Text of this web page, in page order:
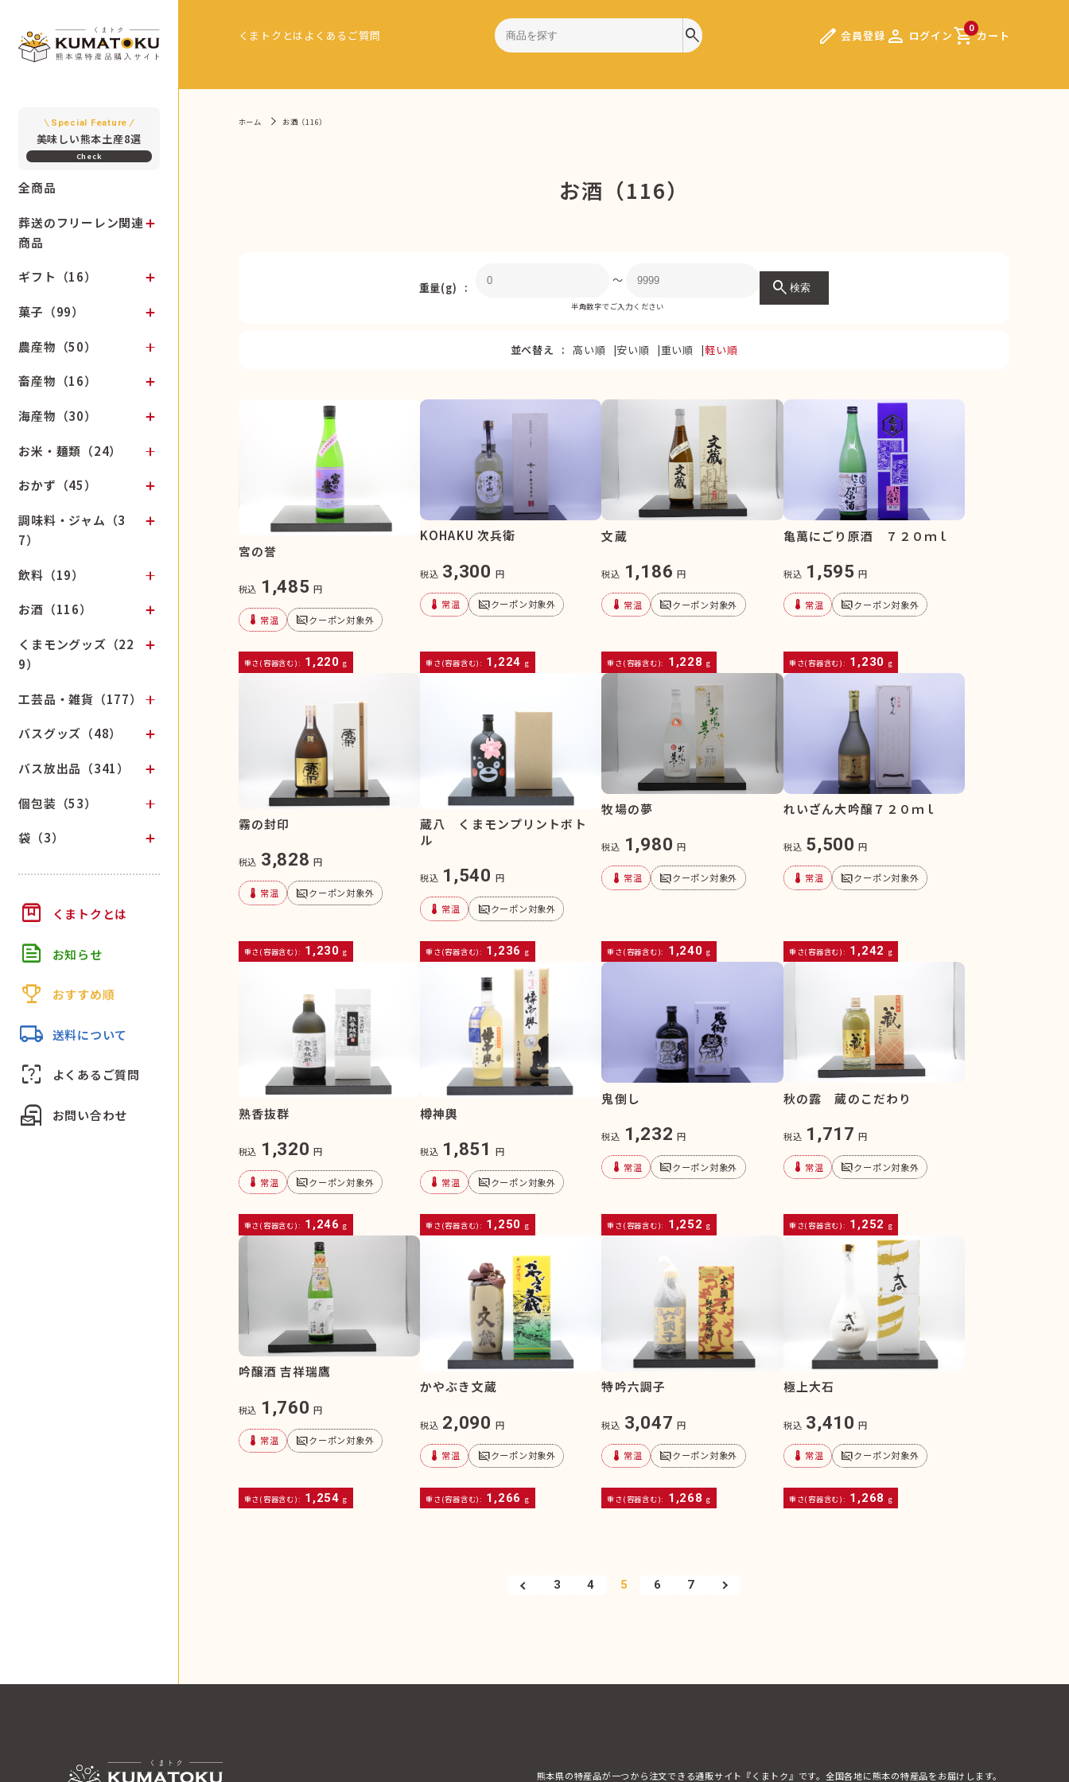
Special Feature
美味しい熊本土産8選
全商品
葬送のフリーレン関連
商品
ギフト（16）
菓子（99）
農産物（50）
畜産物（16）
海産物（30）
お米・麺類（24）
おかず（45）
調味料・ジャム（3
7）
飲料（19）
お酒（116）
くまモングッズ（22
9）
工芸品・雑貨（177）
バスグッズ（48）
バス放出品（341）
個包装（53）
袋（3）
box くまトクとは
feed お知らせ
trophy おすすめ順
local_shipping 送料について
indeterminate_question_box よくあるご質問
local_post_office お問い合わせ
くまトクとは よくあるご質問 search edit 会員登録 person ログイン 0
shopping_cartカート
ホーム お酒（116）
お酒（116）
重量(g)
〜
半角数字でご入力ください
search 検索
並べ替え 高い順 安い順 重い順 軽い順
宮の誉
税込 1,485 円
device_thermostat 常温 subtitles_offクーポン対象外
重さ(容器含む): 1,220 g
KOHAKU 次兵衛
税込 3,300 円
device_thermostat 常温 subtitles_offクーポン対象外
重さ(容器含む): 1,224 g
文蔵
税込 1,186 円
device_thermostat 常温 subtitles_offクーポン対象外
重さ(容器含む): 1,228 g
亀萬にごり原酒 ７２０ｍｌ
税込 1,595 円
device_thermostat 常温 subtitles_offクーポン対象外
重さ(容器含む): 1,230 g
霧の封印
税込 3,828 円
device_thermostat 常温 subtitles_offクーポン対象外
重さ(容器含む): 1,230 g
蔵八 くまモンプリントボト
ル
税込 1,540 円
device_thermostat 常温 subtitles_offクーポン対象外
重さ(容器含む): 1,236 g
牧場の夢
税込 1,980 円
device_thermostat 常温 subtitles_offクーポン対象外
重さ(容器含む): 1,240 g
れいざん大吟醸７２０ｍｌ
税込 5,500 円
device_thermostat 常温 subtitles_offクーポン対象外
重さ(容器含む): 1,242 g
熟香抜群
税込 1,320 円
device_thermostat 常温 subtitles_offクーポン対象外
重さ(容器含む): 1,246 g
樽神輿
税込 1,851 円
device_thermostat 常温 subtitles_offクーポン対象外
重さ(容器含む): 1,250 g
鬼倒し
税込 1,232 円
device_thermostat 常温 subtitles_offクーポン対象外
重さ(容器含む): 1,252 g
秋の露 蔵のこだわり
税込 1,717 円
device_thermostat 常温 subtitles_offクーポン対象外
重さ(容器含む): 1,252 g
吟醸酒 吉祥瑞鷹
税込 1,760 円
device_thermostat 常温 subtitles_offクーポン対象外
重さ(容器含む): 1,254 g
かやぶき文蔵
税込 2,090 円
device_thermostat 常温 subtitles_offクーポン対象外
重さ(容器含む): 1,266 g
特吟六調子
税込 3,047 円
device_thermostat 常温 subtitles_offクーポン対象外
重さ(容器含む): 1,268 g
極上大石
税込 3,410 円
device_thermostat 常温 subtitles_offクーポン対象外
重さ(容器含む): 1,268 g
3 4 5 6 7
熊本県の特産品が一つから注文できる通販サイト『くまトク』です。全国各地に熊本の特産品をお届けします。